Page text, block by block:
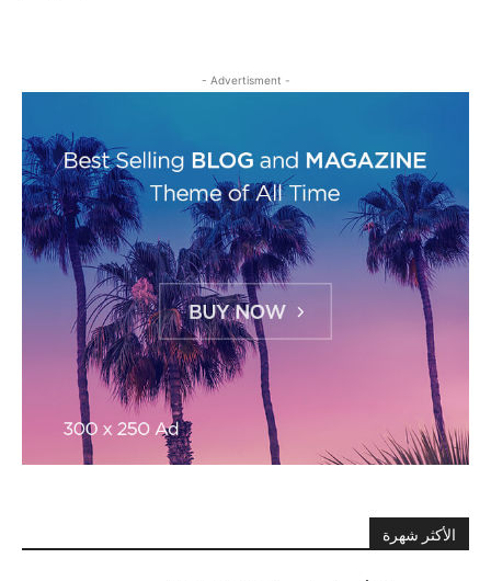
- Advertisment -
الأكثر شهرة